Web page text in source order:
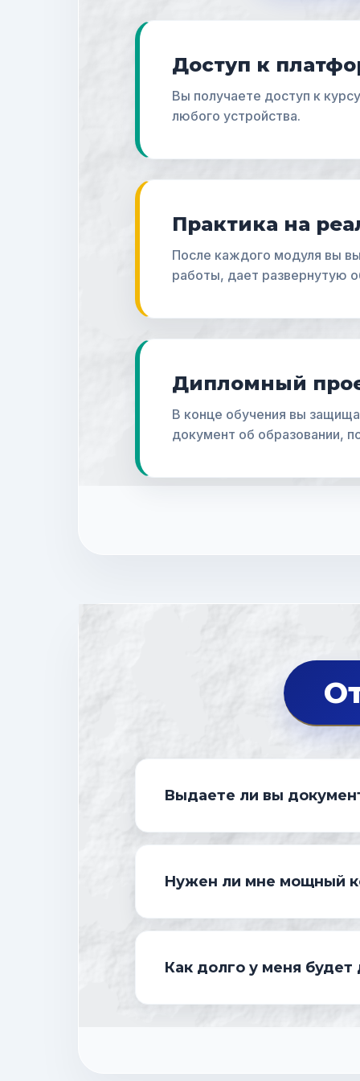
Доступ к
Вы получаете доступ к
любого устройства.
Практика на
После каждого модуля вы
работы, дает развернутую
Дипломный
В конце обучения вы
документ об образовании,
Выдаете ли вы
и дипломного проекта вы
Нужен ли мне мощный
потребуется только
Как долго у меня будет